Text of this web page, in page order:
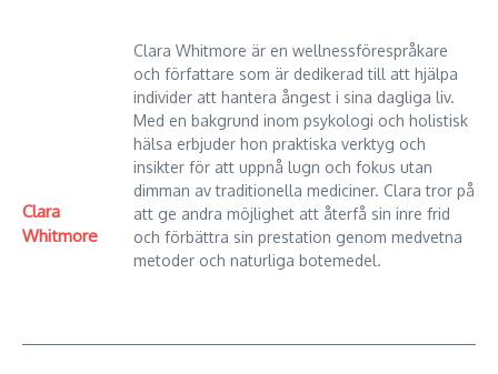
Clara
Whitmore
Clara Whitmore är en wellnessförespråkare
och författare som är dedikerad till att hjälpa
individer att hantera ångest i sina dagliga liv.
Med en bakgrund inom psykologi och holistisk
hälsa erbjuder hon praktiska verktyg och
insikter för att uppnå lugn och fokus utan
dimman av traditionella mediciner. Clara tror på
att ge andra möjlighet att återfå sin inre frid
och förbättra sin prestation genom medvetna
metoder och naturliga botemedel.